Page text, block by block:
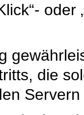
oder
die